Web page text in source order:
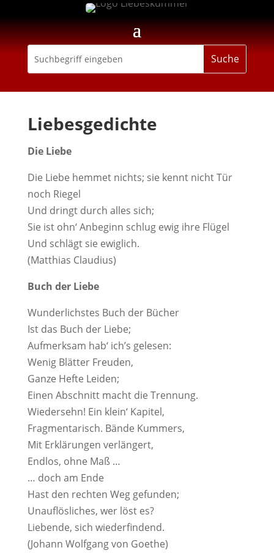
Liebesgedichte
Die Liebe
Die Liebe hemmet nichts; sie kennt nicht Tür
noch Riegel
Und dringt durch alles sich;
Sie ist ohn‘ Anbeginn schlug ewig ihre Flügel
Und schlägt sie ewiglich.
(Matthias Claudius)
Buch der Liebe
Wunderlichstes Buch der Bücher
Ist das Buch der Liebe;
Aufmerksam hab‘ ich’s gelesen:
Wenig Blätter Freuden,
Ganze Hefte Leiden;
Einen Abschnitt macht die Trennung.
Wiedersehn! Ein klein‘ Kapitel,
Fragmentarisch. Bände Kummers,
Mit Erklärungen verlängert,
Endlos, ohne Maß …
… doch am Ende
Hast den rechten Weg gefunden;
Unauflösliches, wer löst es?
Liebende, sich wiederfindend.
(Johann Wolfgang von Goethe)